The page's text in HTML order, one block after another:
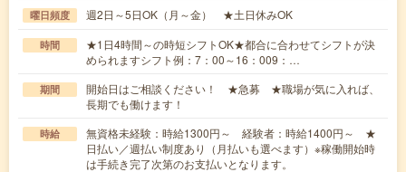
曜日頻度 週2日～5日OK（月～金） ★土日休みOK
時間
★1日4時間～の時短シフトOK★都合に合わせてシフトが決
められますシフト例：7：00～16：009：…
期間
開始日はご相談ください！ ★急募 ★職場が気に入れば、
長期でも働けます！
時給
無資格未経験：時給1300円～ 経験者：時給1400円～ ★
日払い／週払い制度あり（月払いも選べます）※稼働開始時
は手続き完了次第のお支払いとなります。